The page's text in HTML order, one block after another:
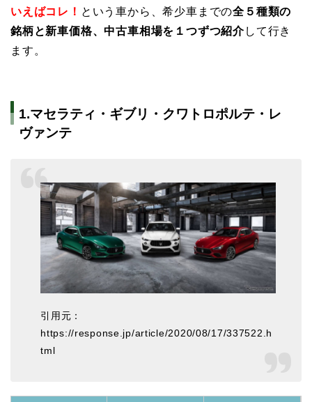
いえばコレ！ という車から、希少車までの全５種類の
銘柄と新車価格、中古車相場を１つずつ紹介して行き
ます。
1.マセラティ・ギブリ・クワトロポルテ・レ
ヴァンテ
引用元：
https://response.jp/article/2020/08/17/337522.h
tml